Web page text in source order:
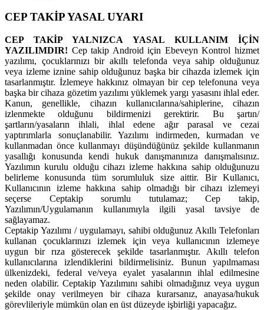
CEP TAKİP YASAL UYARI
CEP TAKİP YALNIZCA YASAL KULLANIM İÇİN
YAZILIMDIR! Cep takip Android için Ebeveyn Kontrol hizmet
yazılımı, çocuklarınızı bir akıllı telefonda veya sahip olduğunuz
veya izleme iznine sahip olduğunuz başka bir cihazda izlemek için
tasarlanmıştır. İzlemeye hakkınız olmayan bir cep telefonuna veya
başka bir cihaza gözetim yazılımı yüklemek yargı yasasını ihlal eder.
Kanun, genellikle, cihazın kullanıcılarına/sahiplerine, cihazın
izlenmekte olduğunu bildirmenizi gerektirir. Bu şartın/
şartların/yasaların ihlali, ihlal edene ağır parasal ve cezai
yaptırımlarla sonuçlanabilir. Yazılımı indirmeden, kurmadan ve
kullanmadan önce kullanmayı düşündüğünüz şekilde kullanmanın
yasallığı konusunda kendi hukuk danışmanınıza danışmalısınız.
Yazılımın kurulu olduğu cihazı izleme hakkına sahip olduğunuzu
belirleme konusunda tüm sorumluluk size aittir. Bir Kullanıcı,
Kullanıcının izleme hakkına sahip olmadığı bir cihazı izlemeyi
seçerse Ceptakip sorumlu tutulamaz; Cep takip,
Yazılımın/Uygulamanın kullanımıyla ilgili yasal tavsiye de
sağlayamaz.
Ceptakip Yazılımı / uygulamayı, sahibi olduğunuz Akıllı Telefonları
kullanan çocuklarınızı izlemek için veya kullanıcının izlemeye
uygun bir rıza gösterecek şekilde tasarlanmıştır. Akıllı telefon
kullanıcılarına izlendiklerini bildirmelisiniz. Bunun yapılmaması
ülkenizdeki, federal ve/veya eyalet yasalarının ihlal edilmesine
neden olabilir. Ceptakip Yazılımını sahibi olmadığınız veya uygun
şekilde onay verilmeyen bir cihaza kurarsanız, anayasa/hukuk
görevlileriyle mümkün olan en üst düzeyde işbirliği yapacağız.